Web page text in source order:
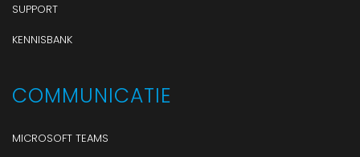
SUPPORT
KENNISBANK
COMMUNICATIE
MICROSOFT TEAMS